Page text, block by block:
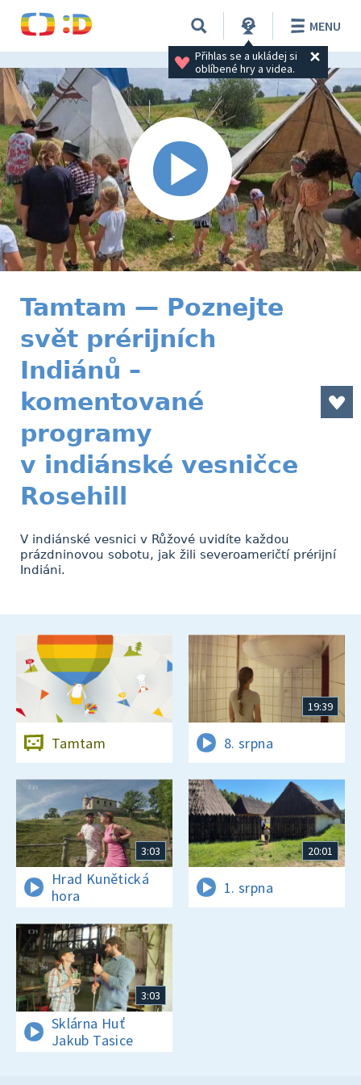
Přihlas se a ukládej si
oblíbené hry a videa.
MENU
Tamtam — Poznejte
svět prérijních
Indiánů –
komentované
programy
v indiánské vesničce
Rosehill
V indiánské vesnici v Růžové uvidíte každou
prázdninovou sobotu, jak žili severoameričtí prérijní
Indiáni.
Tamtam
19:39
8. srpna
3:03
Hrad Kunětická
hora
20:01
1. srpna
3:03
Sklárna Huť
Jakub Tasice